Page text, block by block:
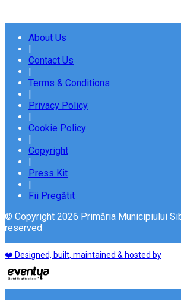
About Us
|
Contact Us
|
Terms & Conditions
|
Privacy Policy
|
Cookie Policy
|
Copyright
|
Press Kit
|
Fii Pregătit
© Copyright 2026 Primăria Municipiului
reserved
❤️ Designed, built, maintained & hosted by